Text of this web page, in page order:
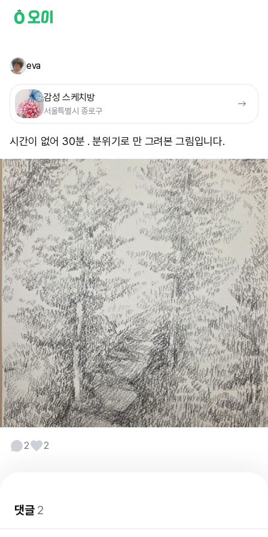
eva
감성 스케치방
서울특별시 종로구
시간이 없어 30분 . 분위기로 만 그려본 그림입니다. ​
2 2
댓글2